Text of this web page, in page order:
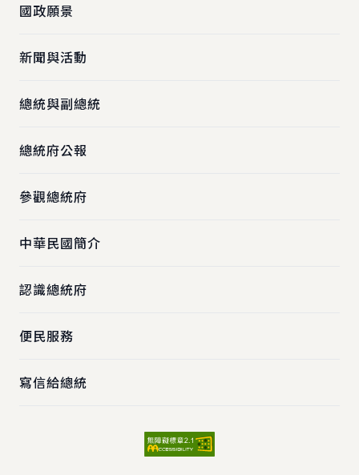
國政願景
新聞與活動
總統與副總統
總統府公報
參觀總統府
中華民國簡介
認識總統府
便民服務
寫信給總統